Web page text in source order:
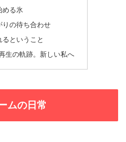
める氷
りの待ち合わせ
ということ
生の軌跡。新しい私へ
ムの日常